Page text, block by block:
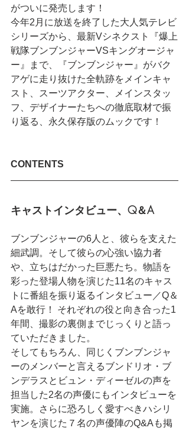
がついに発売します！
今年2月に放送を終了した大人気テレビ
シリーズから、最新Vシネクスト『爆上
戦隊ブンブンジャーVSキングオージャ
ー』まで、『ブンブンジャー』がバク
アゲに走り抜けた全軌跡をメインキャ
スト、スーツアクター、メインスタッ
フ、デザイナーたちへの徹底取材で振
り返る、永久保存版のムックです！
CONTENTS
キャストインタビュー、Q＆A
ブンブンジャーの6人と、彼らを支えた
細武調。そして彼らの心強い協力者
や、立ちはだかった巨悪たち。物語を
彩った登場人物を演じた11名のキャス
トに番組を振り返るインタビュー／Q＆
Aを敢行！ それぞれの役と向き合った1
年間、撮影の裏側までじっくりと語っ
ていただきました。
そしてもちろん、同じくブンブンジャ
ーのメンバーと言えるブンドリオ・ブ
ンデラスとビュン・ディーゼルの声を
担当した2名の声優にもインタビューを
実施。さらに恐ろしく愛すべきハシリ
ヤンを演じた７名の声優陣のQ&Aも掲